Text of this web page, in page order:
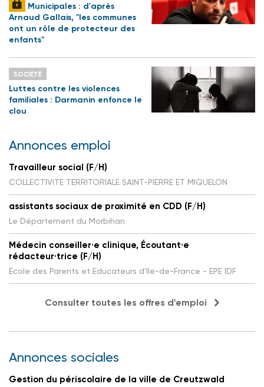
Municipales : d'après
Arnaud Gallais, "les communes
ont un rôle de protecteur des
enfants"
SOCIÉTÉ
Luttes contre les violences
familiales : Darmanin enfonce le
clou
Annonces emploi
Travailleur social (F/H)
COLLECTIVITE TERRITORIALE SAINT-PIERRE ET MIQUELON
assistants sociaux de proximité en CDD (F/H)
Le Département du Morbihan
Médecin conseiller·e clinique, Écoutant·e
rédacteur·trice (F/H)
Ecole des Parents et Educateurs d'Ile-de-France - EPE IDF
Consulter toutes les offres d'emploi
Annonces sociales
Gestion du périscolaire de la ville de Creutzwald